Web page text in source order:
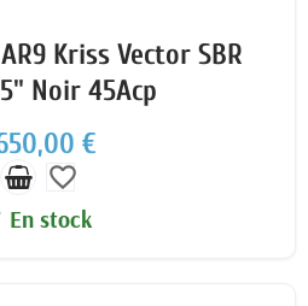
Kriss Vector SBR
Noir 45Acp
€
favorite_border
En stock